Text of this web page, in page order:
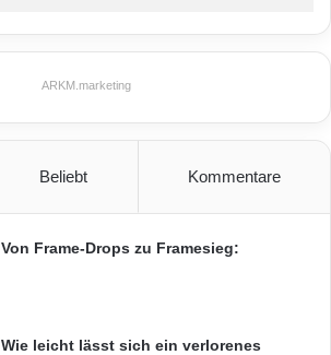
ARKM.marketing
Beliebt Kommentare
Von Frame-Drops zu Framesieg:
Wie leicht lässt sich ein verlorenes